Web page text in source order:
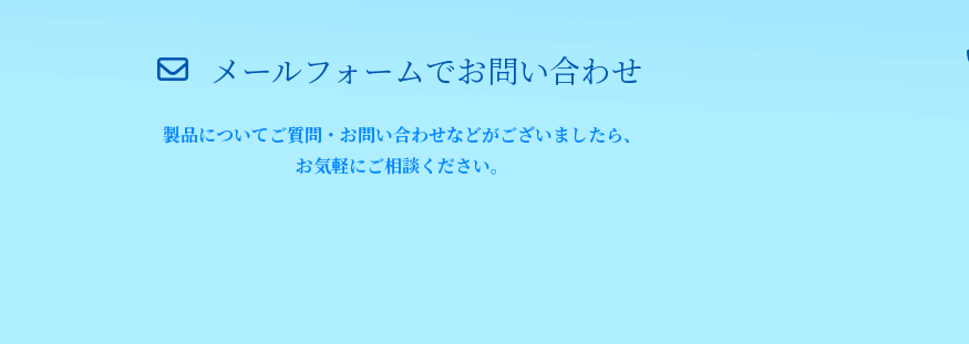
メールフォームでお問い合わせ
製品についてご質問・お問い合わせなどがございましたら、
お気軽にご相談ください。